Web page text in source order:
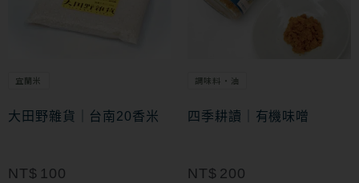
項
宜蘭米
大田野雜貨｜台南20香米
NT$ 100
調味料・油
四季耕讀｜有機味噌
NT$ 200